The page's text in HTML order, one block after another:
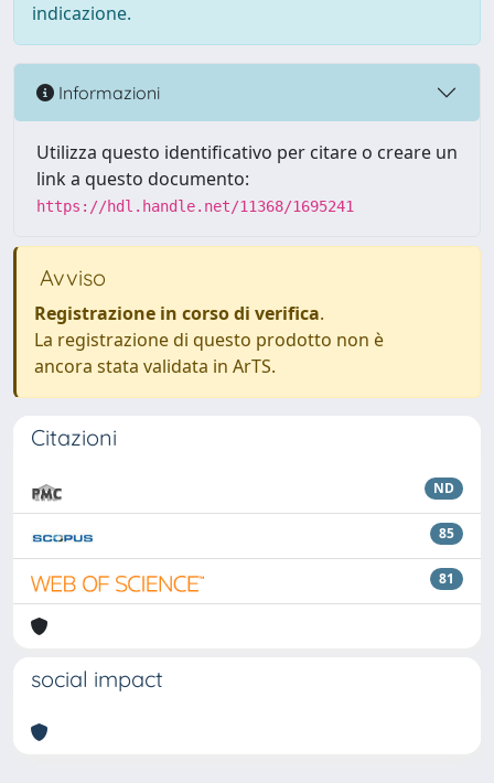
indicazione.
Informazioni
Utilizza questo identificativo per citare o creare un
link a questo documento:
https://hdl.handle.net/11368/1695241
Avviso
Registrazione in corso di verifica.
La registrazione di questo prodotto non è
ancora stata validata in ArTS.
Citazioni
ND
85
81
social impact